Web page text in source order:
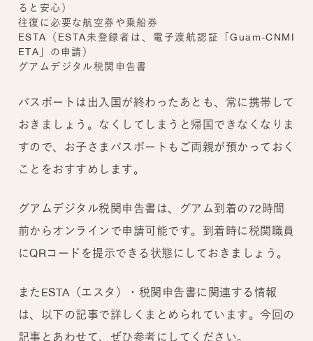
ると安心）
往復に必要な航空券や乗船券
ESTA（ESTA未登録者は、電子渡航認証「Guam-CNMI
ETA」の申請）
グアムデジタル税関申告書
パスポートは出入国が終わったあとも、常に携帯して
おきましょう。なくしてしまうと帰国できなくなりま
すので、お子さまパスポートもご両親が預かっておく
ことをおすすめします。
グアムデジタル税関申告書は、グアム到着の72時間
前からオンラインで申請可能です。到着時に税関職員
にQRコードを提示できる状態にしておきましょう。
またESTA（エスタ）・税関申告書に関連する情報
は、以下の記事で詳しくまとめられています。今回の
記事とあわせて、ぜひ参考にしてください。